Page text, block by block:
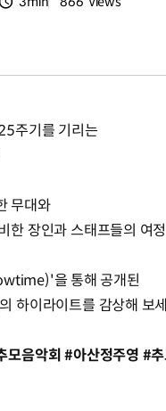
주기를 기리는
무대와
한 장인과 스태프들의 여
을 통해 공개된
하이라이트를 감상해 보
음악회 #아산정주영 #